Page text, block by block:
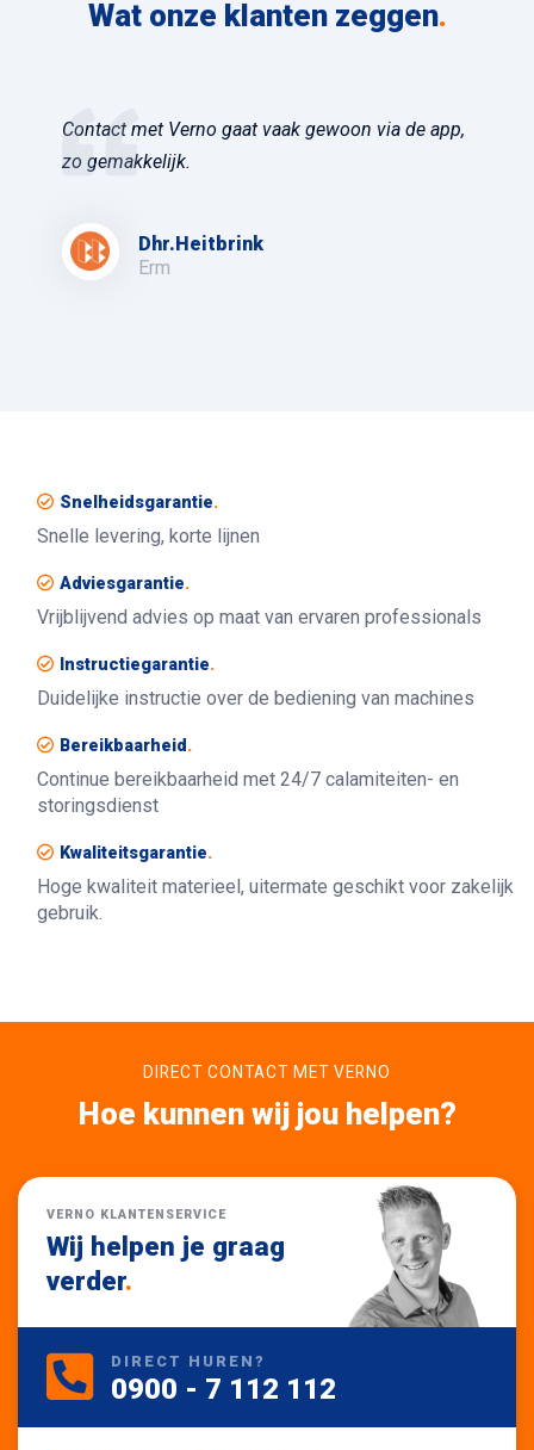
Wat onze klanten zeggen.
Contact met Verno gaat vaak gewoon via de app,
zo gemakkelijk.
Dhr.Heitbrink
Erm
Snelheidsgarantie.
Snelle levering, korte lijnen
Adviesgarantie.
Vrijblijvend advies op maat van ervaren professionals
Instructiegarantie.
Duidelijke instructie over de bediening van machines
Bereikbaarheid .
Continue bereikbaarheid met 24/7 calamiteiten- en
storingsdienst
Kwaliteitsgarantie.
Hoge kwaliteit materieel, uitermate geschikt voor zakelijk
gebruik.
DIRECT CONTACT MET VERNO
Hoe kunnen wij jou helpen?
VERNO KLANTENSERVICE
Wij helpen je graag
verder.
DIRECT HUREN?
0900 - 7 112 112